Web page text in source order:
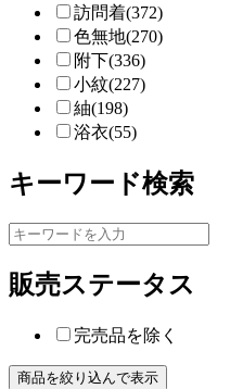
訪問着(372)
色無地(270)
附下(336)
小紋(227)
紬(198)
浴衣(55)
キーワード検索
販売ステータス
完売品を除く